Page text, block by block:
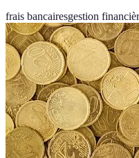
frais bancairesgestion